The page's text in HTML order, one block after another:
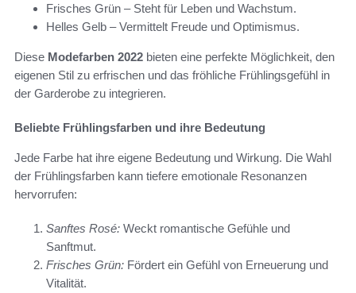
Frisches Grün – Steht für Leben und Wachstum.
Helles Gelb – Vermittelt Freude und Optimismus.
Diese Modefarben 2022 bieten eine perfekte Möglichkeit, den
eigenen Stil zu erfrischen und das fröhliche Frühlingsgefühl in
der Garderobe zu integrieren.
Beliebte Frühlingsfarben und ihre Bedeutung
Jede Farbe hat ihre eigene Bedeutung und Wirkung. Die Wahl
der Frühlingsfarben kann tiefere emotionale Resonanzen
hervorrufen:
Sanftes Rosé: Weckt romantische Gefühle und
Sanftmut.
Frisches Grün: Fördert ein Gefühl von Erneuerung und
Vitalität.